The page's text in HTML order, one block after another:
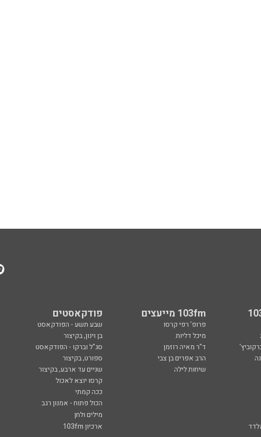
103fm מייעצים פודקאסטים
פרופ' רפי קרסו שבע תשע - הפודקאסט
מיכל דליות בן וינון, בקיצור
ד"ר מאיה רוזמן סג"ל וברקו - הפודקאסט
הרב אפרים בן צבי ספורט, בקיצור
שיחות לילה שניים עד ארבע, בקיצור
קרסו יוצא לאכול
ככה קמתי
הכול פתוח - אמנון רגב
מילים ולחן
ארכיון 103fm